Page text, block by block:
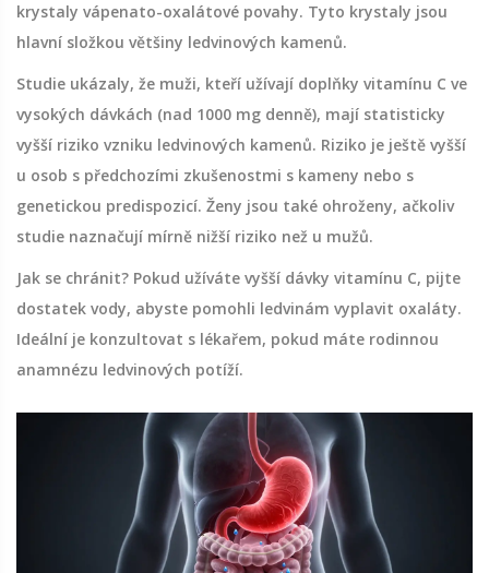
krystaly vápenato-oxalátové povahy. Tyto krystaly jsou
hlavní složkou většiny ledvinových kamenů.
Studie ukázaly, že muži, kteří užívají doplňky vitamínu C ve
vysokých dávkách (nad 1000 mg denně), mají statisticky
vyšší riziko vzniku ledvinových kamenů. Riziko je ještě vyšší
u osob s předchozími zkušenostmi s kameny nebo s
genetickou predispozicí. Ženy jsou také ohroženy, ačkoliv
studie naznačují mírně nižší riziko než u mužů.
Jak se chránit? Pokud užíváte vyšší dávky vitamínu C, pijte
dostatek vody, abyste pomohli ledvinám vyplavit oxaláty.
Ideální je konzultovat s lékařem, pokud máte rodinnou
anamnézu ledvinových potíží.